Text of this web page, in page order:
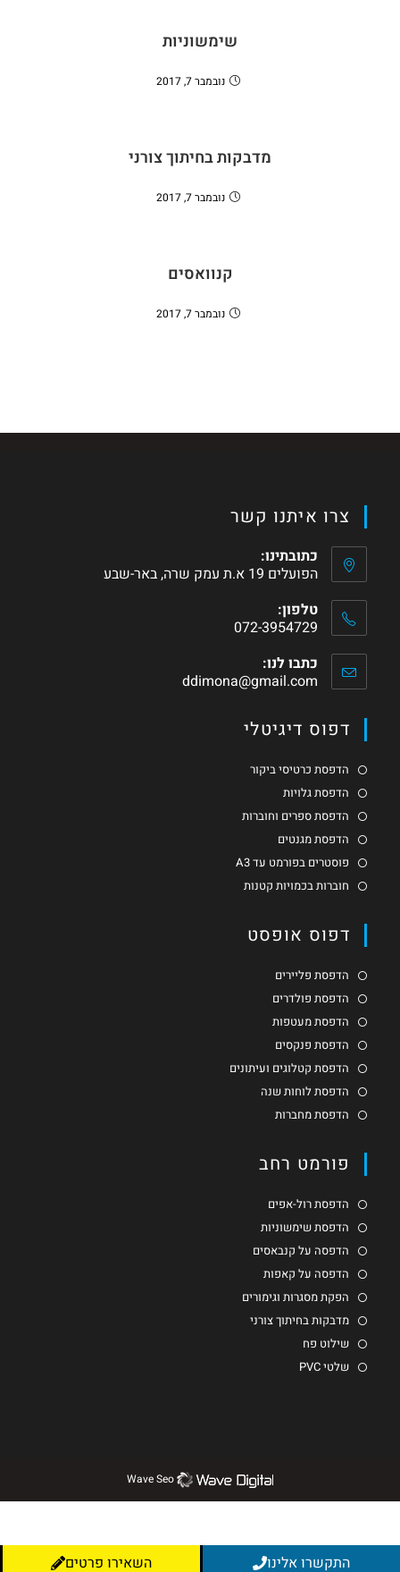
שימשוניות
נובמבר 7, 2017
מדבקות בחיתוך צורני
נובמבר 7, 2017
קנוואסים
נובמבר 7, 2017
צרו איתנו קשר
כתובתינו:
הפועלים 19 א.ת עמק שרה, באר-שבע
טלפון:
072-3954729
כתבו לנו:
ddimona@gmail.com
דפוס דיגיטלי
הדפסת כרטיסי ביקור
הדפסת גלויות
הדפסת ספרים וחוברות
הדפסת מגנטים
פוסטרים בפורמט עד A3
חוברות בכמויות קטנות
דפוס אופסט
הדפסת פליירים
הדפסת פולדרים
הדפסת מעטפות
הדפסת פנקסים
הדפסת קטלוגים ועיתונים
הדפסת לוחות שנה
הדפסת מחברות
פורמט רחב
הדפסת רול-אפים
הדפסת שימשוניות
הדפסה על קנבאסים
הדפסה על קאפות
הפקת מסגרות וגימורים
מדבקות בחיתוך צורני
שילוט פח
שלטי PVC
Wave Seo
התקשרו אלינו השאירו פרטים